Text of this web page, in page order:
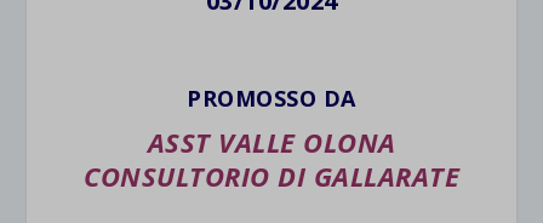
PROMOSSO DA
ASST VALLE OLONA
CONSULTORIO DI GALLARATE